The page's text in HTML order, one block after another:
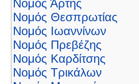
Νομός Άρτης
Νομός Θεσπρωτίας
Νομός Ιωαννίνων
Νομός Πρεβέζης
Νομός Καρδίτσης
Νομός Τρικάλων